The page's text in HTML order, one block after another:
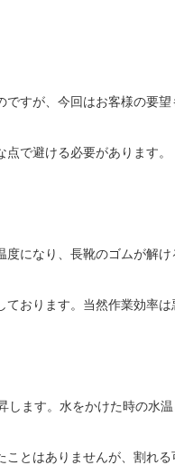
すが、今回はお客様の要
で避ける必要があります。
になり、長靴のゴムが解け
おります。当然作業効率は
ます。水をかけた時の水
とはありませんが、割れ